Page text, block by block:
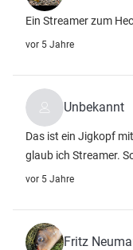
Ein Streamer zum
vor 5 Jahre
Unbekannt
Das ist ein Jigkopf
glaub ich Streamer.
vor 5 Jahre
Fritz